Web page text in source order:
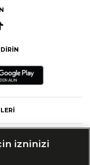
izninizi